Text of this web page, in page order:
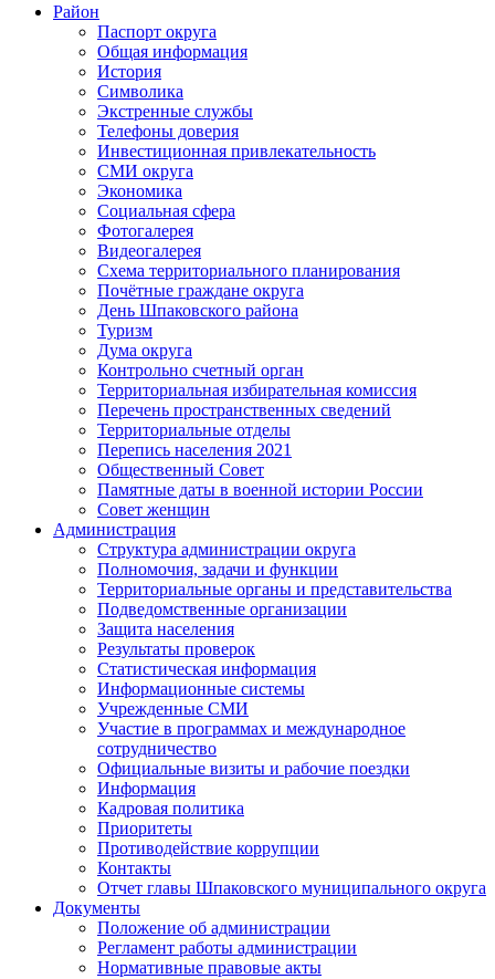
Район
Паспорт округа
Общая информация
История
Символика
Экстренные службы
Телефоны доверия
Инвестиционная привлекательность
СМИ округа
Экономика
Социальная сфера
Фотогалерея
Видеогалерея
Схема территориального планирования
Почётные граждане округа
День Шпаковского района
Туризм
Дума округа
Контрольно счетный орган
Территориальная избирательная комиссия
Перечень пространственных сведений
Территориальные отделы
Перепись населения 2021
Общественный Совет
Памятные даты в военной истории России
Совет женщин
Администрация
Структура администрации округа
Полномочия, задачи и функции
Территориальные органы и представительства
Подведомственные организации
Защита населения
Результаты проверок
Статистическая информация
Информационные системы
Учрежденные СМИ
Участие в программах и международное
сотрудничество
Официальные визиты и рабочие поездки
Информация
Кадровая политика
Приоритеты
Противодействие коррупции
Контакты
Отчет главы Шпаковского муниципального округа
Документы
Положение об администрации
Регламент работы администрации
Нормативные правовые акты